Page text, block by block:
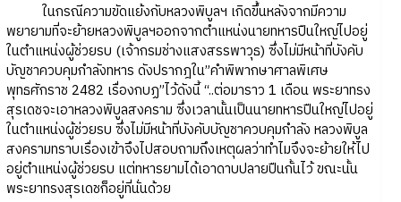
ในกรณีความขัดแย้งกับหลวงพิบูลฯ เกิดขึ้นหลังจากมีความ
พยายามที่จะย้ายหลวงพิบูลฯออกจากตำแหน่งนายทหารปืนใหญ่ไปอยู่
ในตำแหน่งผู้ช่วยรบ (เจ้ากรมช่างแสงสรรพาวุธ) ซึ่งไม่มีหน้าที่บังคับ
บัญชาควบคุมกำลังทหาร ดังปรากฎใน”คำพิพากษาศาลพิเศษ
พุทธศักราช 2482 เรื่องกบฏ”ไว้ดังนี้ “..ต่อมาราว 1 เดือน พระยาทรง
สุรเดชจะเอาหลวงพิบูลสงคราม ซึ่งเวลานั้นเป็นนายทหารปืนใหญ่ไปอยู่
ในตำแหน่งผู้ช่วยรบ ซึ่งไม่มีหน้าที่บังคับบัญชาควบคุมกำลัง หลวงพิบูล
สงครามทราบเรื่องเข้าจึงไปสอบถามถึงเหตุผลว่าทำไมจึงจะย้ายให้ไป
อยู่ตำแหน่งผู้ช่วยรบ แต่ทหารยามได้เอาดาบปลายปืนกั้นไว้ ขณะนั้น
พระยาทรงสุรเดชก็อยู่ที่นั่นด้วย